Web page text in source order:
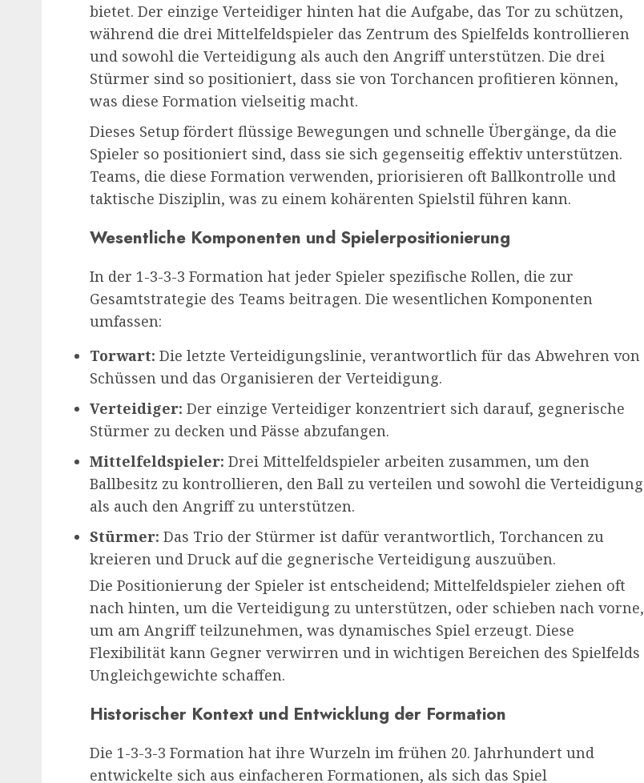
bietet. Der einzige Verteidiger hinten hat die Aufgabe, das Tor zu schützen,
während die drei Mittelfeldspieler das Zentrum des Spielfelds kontrollieren
und sowohl die Verteidigung als auch den Angriff unterstützen. Die drei
Stürmer sind so positioniert, dass sie von Torchancen profitieren können,
was diese Formation vielseitig macht.
Dieses Setup fördert flüssige Bewegungen und schnelle Übergänge, da die
Spieler so positioniert sind, dass sie sich gegenseitig effektiv unterstützen.
Teams, die diese Formation verwenden, priorisieren oft Ballkontrolle und
taktische Disziplin, was zu einem kohärenten Spielstil führen kann.
Wesentliche Komponenten und Spielerpositionierung
In der 1-3-3-3 Formation hat jeder Spieler spezifische Rollen, die zur
Gesamtstrategie des Teams beitragen. Die wesentlichen Komponenten
umfassen:
Torwart: Die letzte Verteidigungslinie, verantwortlich für das Abwehren von
Schüssen und das Organisieren der Verteidigung.
Verteidiger: Der einzige Verteidiger konzentriert sich darauf, gegnerische
Stürmer zu decken und Pässe abzufangen.
Mittelfeldspieler: Drei Mittelfeldspieler arbeiten zusammen, um den
Ballbesitz zu kontrollieren, den Ball zu verteilen und sowohl die Verteidigung
als auch den Angriff zu unterstützen.
Stürmer: Das Trio der Stürmer ist dafür verantwortlich, Torchancen zu
kreieren und Druck auf die gegnerische Verteidigung auszuüben.
Die Positionierung der Spieler ist entscheidend; Mittelfeldspieler ziehen oft
nach hinten, um die Verteidigung zu unterstützen, oder schieben nach vorne,
um am Angriff teilzunehmen, was dynamisches Spiel erzeugt. Diese
Flexibilität kann Gegner verwirren und in wichtigen Bereichen des Spielfelds
Ungleichgewichte schaffen.
Historischer Kontext und Entwicklung der Formation
Die 1-3-3-3 Formation hat ihre Wurzeln im frühen 20. Jahrhundert und
entwickelte sich aus einfacheren Formationen, als sich das Spiel